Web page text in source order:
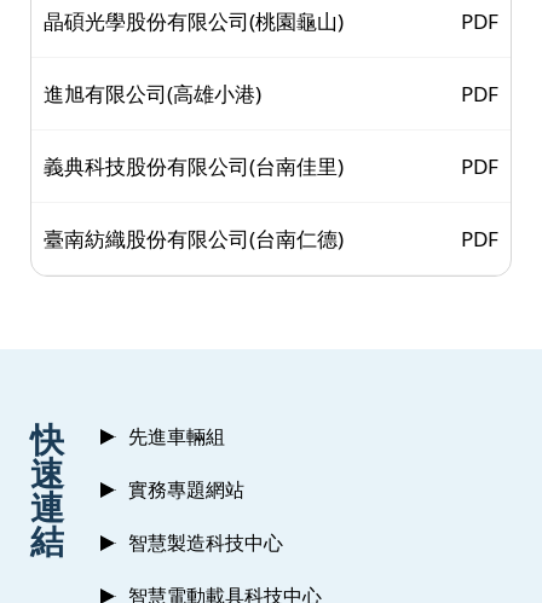
晶碩光學股份有限公司(桃園龜山) PDF
進旭有限公司(高雄小港) PDF
義典科技股份有限公司(台南佳里) PDF
臺南紡織股份有限公司(台南仁德) PDF
快
速
連
結
先進車輛組
實務專題網站
智慧製造科技中心
智慧電動載具科技中心